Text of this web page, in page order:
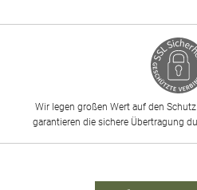
Wir legen großen Wert auf den
garantieren die sichere Übertragung